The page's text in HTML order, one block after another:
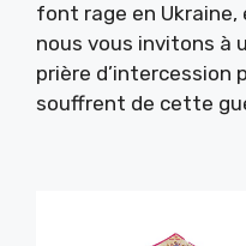
font rage en Ukraine,
nous vous invitons à
prière d’intercession
souffrent de cette